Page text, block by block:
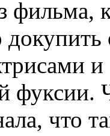
фильма,
фуксии.
что